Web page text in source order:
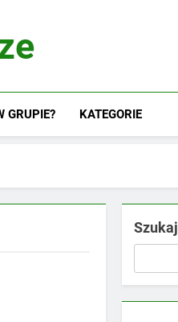
GRUPIE? KATEGORIE
Szukaj